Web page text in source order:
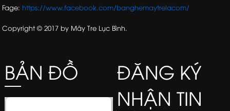
Fage:https://www.facebook.com/banghemaytrelacom/
Copyright © 2017 by Mây Tre Lục Bình.
BẢN ĐỒ
ĐĂNG KÝ
NHẬN TIN